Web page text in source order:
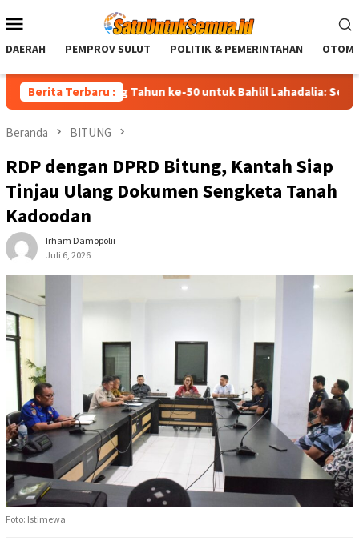
ke
Mobile
DAERAH PEMPROV SULUT POLITIK & PEMERINTAHAN
Berita Terbaru :
Ulang Tahun ke-50 untuk Bahlil Lahadalia: Semoga Diberi
Beranda BITUNG
RDP dengan DPRD Bitung, Kantah Siap
Tinjau Ulang Dokumen Sengketa Tanah
Kadoodan
Irham Damopolii
Juli 6, 2026
Foto: Istimewa